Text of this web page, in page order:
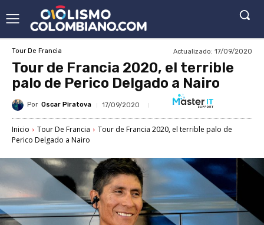
Tour De Francia Actualizado: 17/09/2020
Tour de Francia 2020, el terrible
palo de Perico Delgado a Nairo
Por Oscar Piratova 17/09/2020
Inicio Tour De Francia
Tour de Francia 2020, el terrible palo de
Perico Delgado a Nairo